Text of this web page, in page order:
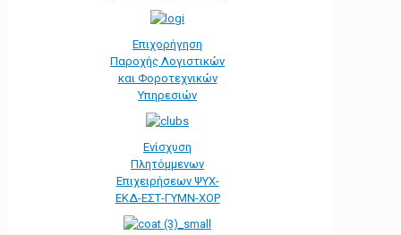
Επιχορήγηση
Παροχής Λογιστικών
και Φοροτεχνικών
Υπηρεσιών
Ενίσχυση
Πλητόμμενων
Επιχειρήσεων ΨΥΧ-
ΕΚΔ-ΕΣΤ-ΓΥΜΝ-ΧΟΡ